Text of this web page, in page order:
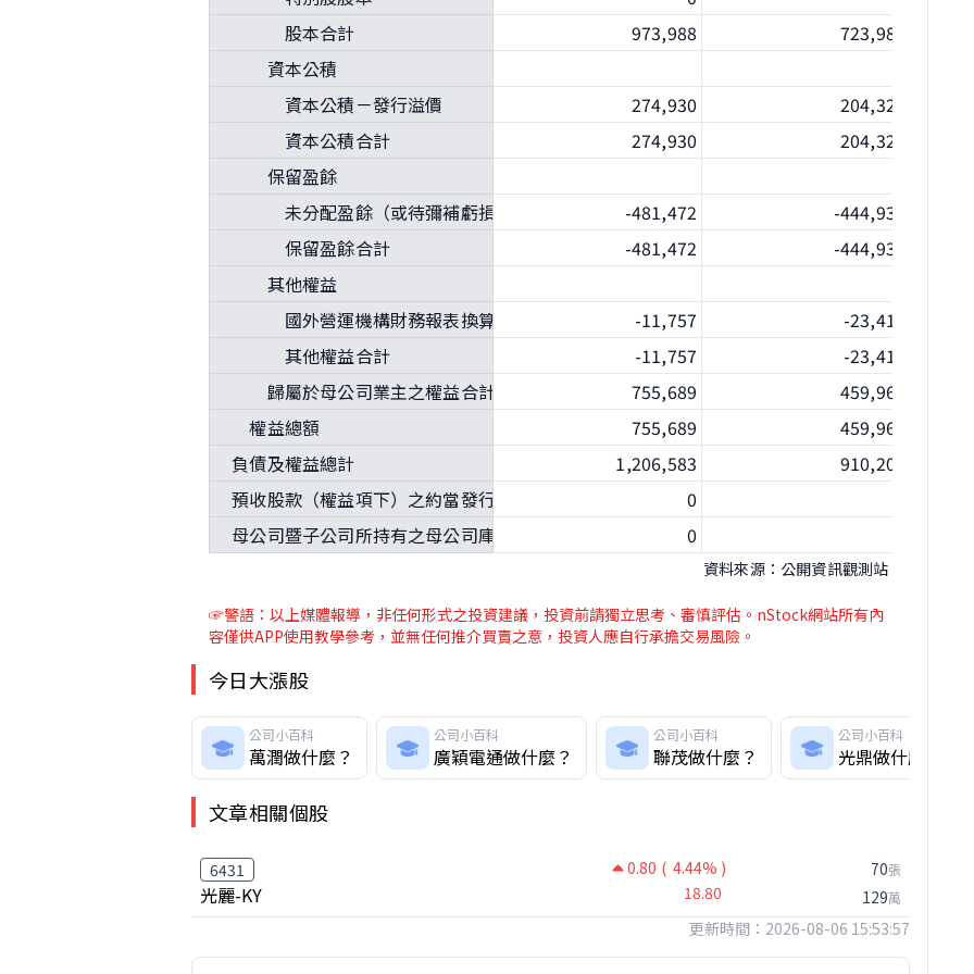
股本合計
資本公積
資本公積－發行溢價
資本公積合計
保留盈餘
未分配盈餘（或待彌補虧損）
保留盈餘合計
其他權益
國外營運機構財務報表換算之兌換差額
其他權益合計
歸屬於母公司業主之權益合計
權益總額
負債及權益總計
預收股款（權益項下）之約當發行股數
母公司暨子公司所持有之母公司庫藏股股數（單位：股）
973,988
723,988
274,930 204,326
274,930
204,326
-481,472 -444,933
-481,472
-444,933
-11,757 -23,414
-11,757
-23,414
755,689
459,967
755,689
459,967
1,206,583
910,202
0
0
資料來源：公開資訊觀測站
☞警語：以上媒體報導 ，非任何形式之投資建議，投資前請獨立思考、審慎評估。nStock網站所有內
容僅供APP使用教學參考，並無任何推介買賣之意，投資人應自行承擔交易風險。
今日大漲股
公司小百科
萬潤做什麼？
公司小百科
廣穎電通做什麼？
公司小百科
聯茂做什麼？
公司小百科
光鼎做什麼？
文章相關個股
6431 0.80 ( 4.44% )
光麗-KY 18.80
70張
129萬
更新時間：2026-08-06 15:53:57